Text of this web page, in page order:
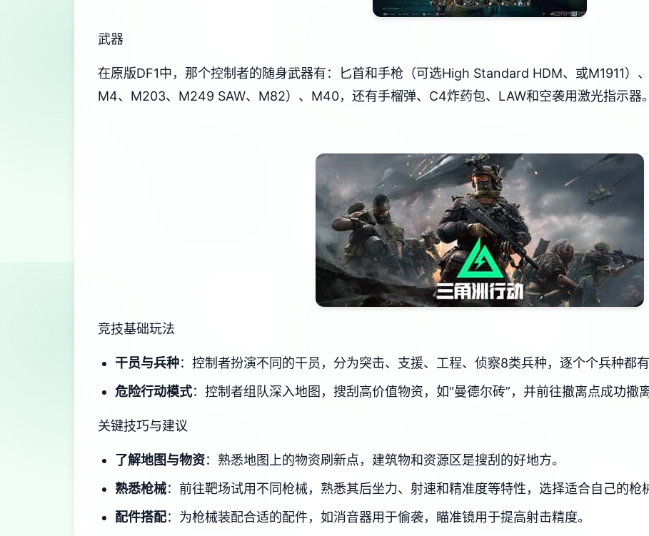
武器
在原版DF1中，那个控制者的随身武器有：匕首和手枪（可选High Standard HDM、或M1911）
M4、M203、M249 SAW、M82）、M40，还有手榴弹、C4炸药包、LAW和空袭用激光指示器。
竞技基础玩法
干员与兵种：控制者扮演不同的干员，分为突击、支援、工程、侦察8类兵种，逐个个兵种都
危险行动模式：控制者组队深入地图，搜刮高价值物资，如“曼德尔砖”，并前往撤离点成功撤
关键技巧与建议
了解地图与物资：熟悉地图上的物资刷新点，建筑物和资源区是搜刮的好地方。
熟悉枪械：前往靶场试用不同枪械，熟悉其后坐力、射速和精准度等特性，选择适合自己的枪
配件搭配：为枪械装配合适的配件，如消音器用于偷袭，瞄准镜用于提高射击精度。